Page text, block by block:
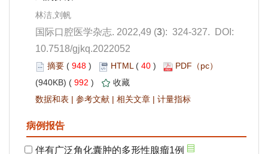
): 324-327. DOI:
10.7518/gjkq.2022052
948 ) 40 )
992 )
|
| |